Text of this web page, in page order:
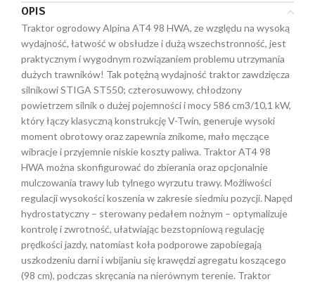
OPIS
Traktor ogrodowy Alpina AT4 98 HWA, ze względu na wysoką
wydajność, łatwość w obsłudze i dużą wszechstronność, jest
praktycznym i wygodnym rozwiązaniem problemu utrzymania
dużych trawników! Tak potężną wydajność traktor zawdzięcza
silnikowi STIGA ST550; czterosuwowy, chłodzony
powietrzem silnik o dużej pojemności i mocy 586 cm3/10,1 kW,
który łączy klasyczną konstrukcję V-Twin, generuje wysoki
moment obrotowy oraz zapewnia znikome, mało męczące
wibracje i przyjemnie niskie koszty paliwa. Traktor AT4 98
HWA można skonfigurować do zbierania oraz opcjonalnie
mulczowania trawy lub tylnego wyrzutu trawy. Możliwości
regulacji wysokości koszenia w zakresie siedmiu pozycji. Napęd
hydrostatyczny – sterowany pedałem nożnym – optymalizuje
kontrolę i zwrotność, ułatwiając bezstopniową regulację
prędkości jazdy, natomiast koła podporowe zapobiegają
uszkodzeniu darni i wbijaniu się krawędzi agregatu koszącego
(98 cm), podczas skręcania na nierównym terenie. Traktor